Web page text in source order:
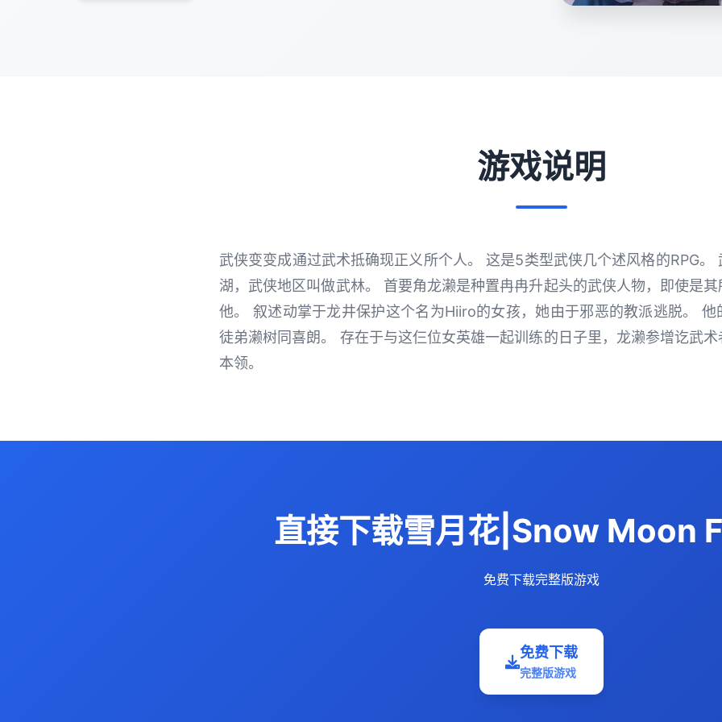
游戏说明
武侠变变成通过武术抵确现正义所个人。 这是5类型武侠几个述风格的RPG。
湖，武侠地区叫做武林。 首要角龙濑是种置冉冉升起头的武侠人物，即使是
他。 叙述动掌于龙井保护这个名为Hiiro的女孩，她由于邪恶的教派逃脱。
徒弟濑树同喜朗。 存在于与这仨位女英雄一起训练的日子里，龙濑参增讫武
本领。
直接下载雪月花|Snow Moon
免费下载完整版游戏
免费下载
完整版游戏